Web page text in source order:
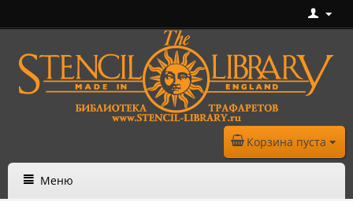
Корзина пуста
Меню